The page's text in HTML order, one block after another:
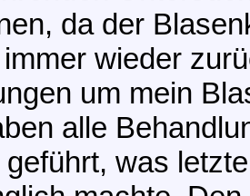
da der
wieder
um mein
alle
was